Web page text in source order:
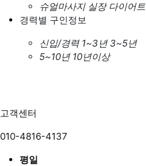
슈얼마사지 실장 다이어트
경력별 구인정보
신입/경력 1~3년 3~5년
5~10년 10년이상
고객센터
010-4816-4137
평일